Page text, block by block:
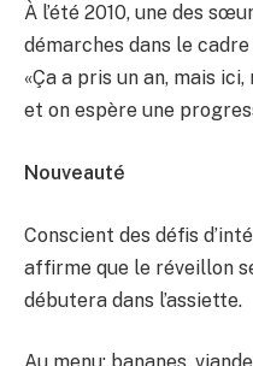
À l’été 2010, une des
démarches dans le
«Ça a pris un an, mais
et on espère une
Nouveauté
Conscient des défis
affirme que le réveillon
débutera dans l’assiette.